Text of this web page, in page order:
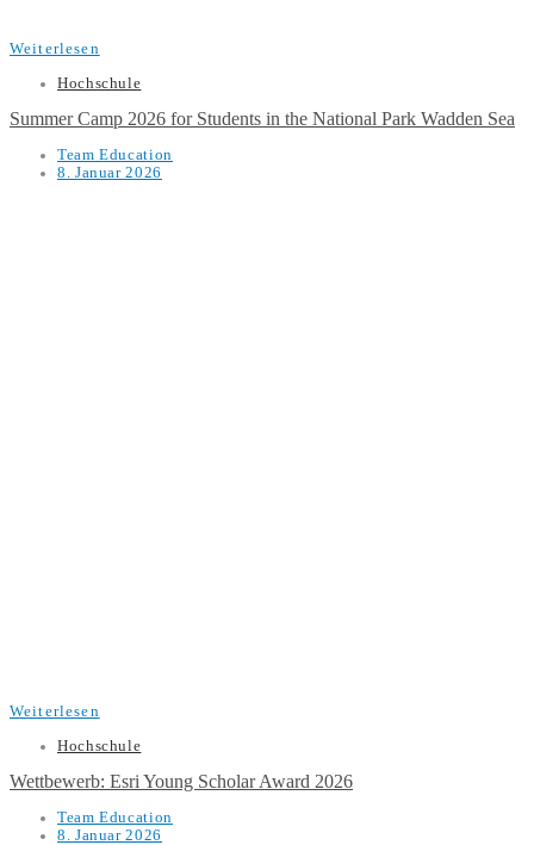
Weiterlesen
Hochschule
Summer Camp 2026 for Students in the National Park Wadden Sea
Team Education
8. Januar 2026
Weiterlesen
Hochschule
Wettbewerb: Esri Young Scholar Award 2026
Team Education
8. Januar 2026